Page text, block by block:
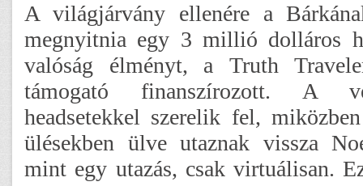
A világjárvány ellenére a
megnyitnia egy 3 millió dolláros
valóság élményt, a Truth
támogató finanszírozott. A
headsetekkel szerelik fel,
ülésekben ülve utaznak vissza
mint egy utazás, csak virtuálisan.